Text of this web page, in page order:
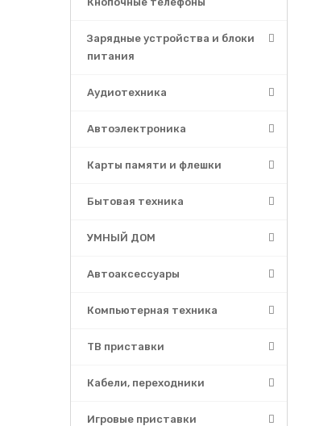
Зарядные устройства и блоки
питания
Аудиотехника
Автоэлектроника
Карты памяти и флешки
Бытовая техника
УМНЫЙ ДОМ
Автоаксессуары
Компьютерная техника
ТВ приставки
Кабели, переходники
Игровые приставки